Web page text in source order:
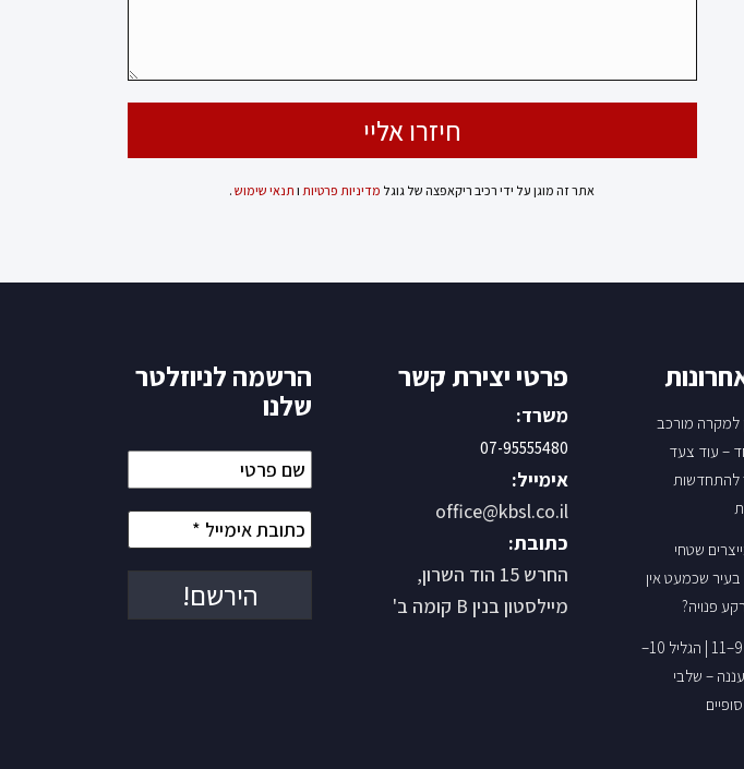
אתר זה מוגן על ידי רכיב ריקאפצה של גוגל מדיניות פרטיותו תנאי שימוש.
למקרה מורכב
– עוד צעד
להתחדשות
שטחי
בעיר שכמעט אין
פנויה?
מכבי 9–11 | הגליל 10–
רעננה – שלבי
פרטי יצירת קשר
משרד:
07-95555480
אימייל:
office@kbsl.co.il
כתובת:
החרש 15 הוד השרון,
מיילסטון בנין B קומה ב'
הרשמה לניוזלטר
שלנו
שם
פרטי
כתובת
אימייל